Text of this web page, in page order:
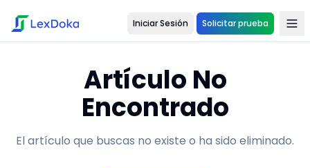
Iniciar Sesión Solicitar prueba
Artículo No
Encontrado
El artículo que buscas no existe o ha sido eliminado.